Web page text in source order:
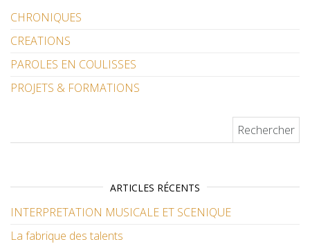
CHRONIQUES
CREATIONS
PAROLES EN COULISSES
PROJETS & FORMATIONS
ARTICLES RÉCENTS
INTERPRETATION MUSICALE ET SCENIQUE
La fabrique des talents